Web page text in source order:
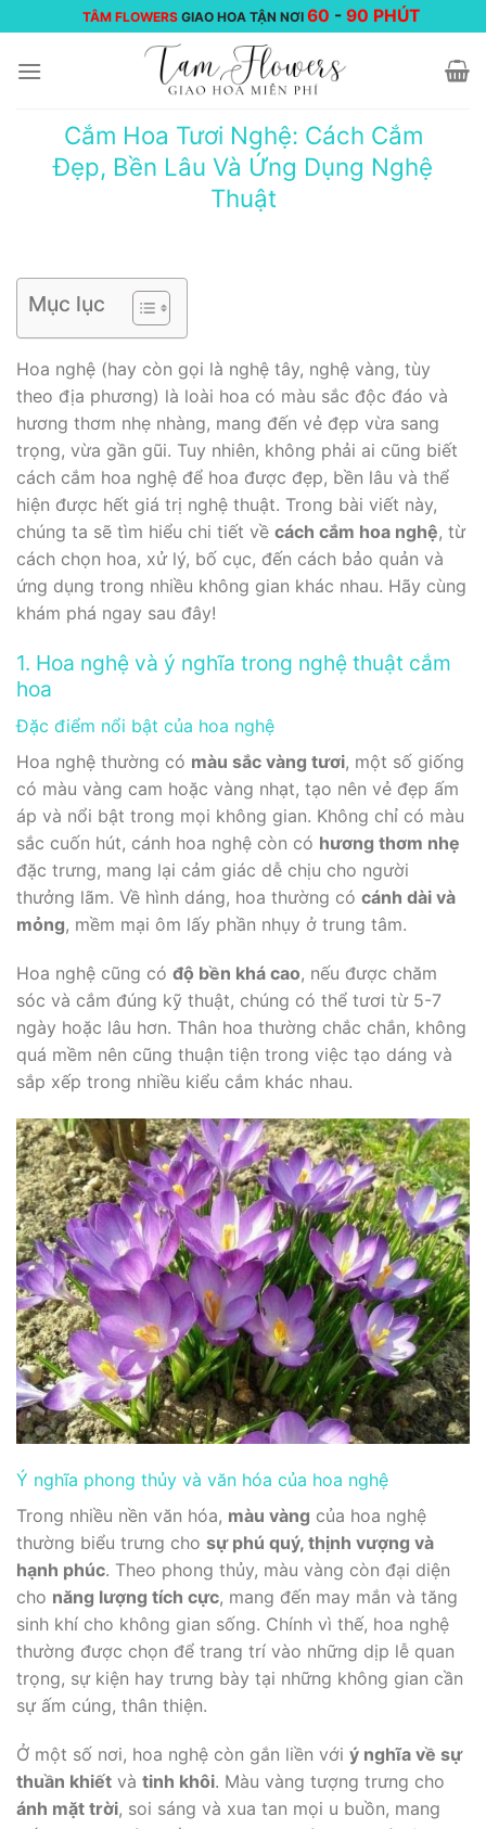
đến
nội
TÂM FLOWERS GIAO HOA TẬN NƠI 60 -90 PHÚT
Cắm Hoa Tươi Nghệ: Cách Cắm
Đẹp, Bền Lâu Và Ứng Dụng Nghệ
Thuật
Mục lục
Hoa nghệ (hay còn gọi là nghệ tây, nghệ vàng, tùy
theo địa phương) là loài hoa có màu sắc độc đáo và
hương thơm nhẹ nhàng, mang đến vẻ đẹp vừa sang
trọng, vừa gần gũi. Tuy nhiên, không phải ai cũng biết
cách cắm hoa nghệ để hoa được đẹp, bền lâu và thể
hiện được hết giá trị nghệ thuật. Trong bài viết này,
chúng ta sẽ tìm hiểu chi tiết về cách cắm hoa nghệ, từ
cách chọn hoa, xử lý, bố cục, đến cách bảo quản và
ứng dụng trong nhiều không gian khác nhau. Hãy cùng
khám phá ngay sau đây!
1. Hoa nghệ và ý nghĩa trong nghệ thuật cắm
hoa
Đặc điểm nổi bật của hoa nghệ
Hoa nghệ thường có màu sắc vàng tươi, một số giống
có màu vàng cam hoặc vàng nhạt, tạo nên vẻ đẹp ấm
áp và nổi bật trong mọi không gian. Không chỉ có màu
sắc cuốn hút, cánh hoa nghệ còn có hương thơm nhẹ
đặc trưng, mang lại cảm giác dễ chịu cho người
thưởng lãm. Về hình dáng, hoa thường có cánh dài và
mỏng, mềm mại ôm lấy phần nhụy ở trung tâm.
Hoa nghệ cũng có độ bền khá cao, nếu được chăm
sóc và cắm đúng kỹ thuật, chúng có thể tươi từ 5-7
ngày hoặc lâu hơn. Thân hoa thường chắc chắn, không
quá mềm nên cũng thuận tiện trong việc tạo dáng và
sắp xếp trong nhiều kiểu cắm khác nhau.
Ý nghĩa phong thủy và văn hóa của hoa nghệ
Trong nhiều nền văn hóa, màu vàng của hoa nghệ
thường biểu trưng cho sự phú quý, thịnh vượng và
hạnh phúc. Theo phong thủy, màu vàng còn đại diện
cho năng lượng tích cực, mang đến may mắn và tăng
sinh khí cho không gian sống. Chính vì thế, hoa nghệ
thường được chọn để trang trí vào những dịp lễ quan
trọng, sự kiện hay trưng bày tại những không gian cần
sự ấm cúng, thân thiện.
Ở một số nơi, hoa nghệ còn gắn liền với ý nghĩa về sự
thuần khiết và tinh khôi. Màu vàng tượng trưng cho
ánh mặt trời, soi sáng và xua tan mọi u buồn, mang